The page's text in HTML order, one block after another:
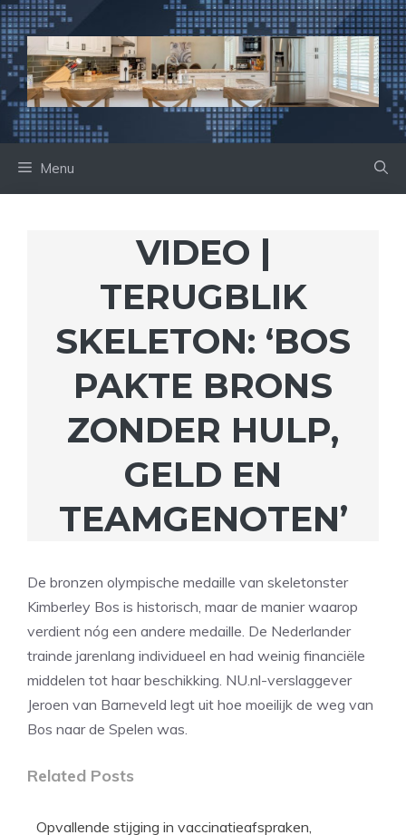
Ga
naar
de
inhoud
Menu
VIDEO |
TERUGBLIK
SKELETON: ‘BOS
PAKTE BRONS
ZONDER HULP,
GELD EN
TEAMGENOTEN’
De bronzen olympische medaille van skeletonster
Kimberley Bos is historisch, maar de manier waarop
verdient nóg een andere medaille. De Nederlander
trainde jarenlang individueel en had weinig financiële
middelen tot haar beschikking. NU.nl-verslaggever
Jeroen van Barneveld legt uit hoe moeilijk de weg van
Bos naar de Spelen was.
Related Posts
Opvallende stijging in vaccinatieafspraken,